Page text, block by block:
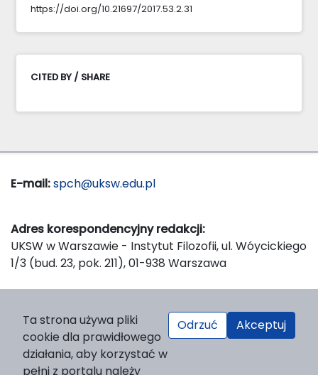
https://doi.org/10.21697/2017.53.2.31
CITED BY / SHARE
E-mail:spch@uksw.edu.pl
Adres korespondencyjny redakcji:
UKSW w Warszawie - Instytut Filozofii, ul. Wóycickiego
1/3 (bud. 23, pok. 211), 01-938 Warszawa
Wydawnictwo Naukowe UKSW, ul. Dewajtis 5, domek
nr 2, 01-815 Warszawa
Strona WWW Wydawnictwa
Ta strona używa pliki
cookie dla prawidłowego
działania, aby korzystać w
pełni z portalu należy
Odrzuć Akceptuj